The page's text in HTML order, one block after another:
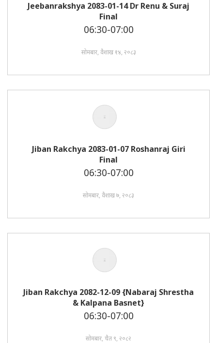
Jeebanrakshya 2083-01-14 Dr Renu & Suraj
Final
06:30-07:00
सोमबार, वैशाख १४, २०८३
Jiban Rakchya 2083-01-07 Roshanraj Giri
Final
06:30-07:00
सोमबार, वैशाख ७, २०८३
Jiban Rakchya 2082-12-09 {Nabaraj Shrestha
& Kalpana Basnet}
06:30-07:00
सोमबार, चैत ९, २०८२